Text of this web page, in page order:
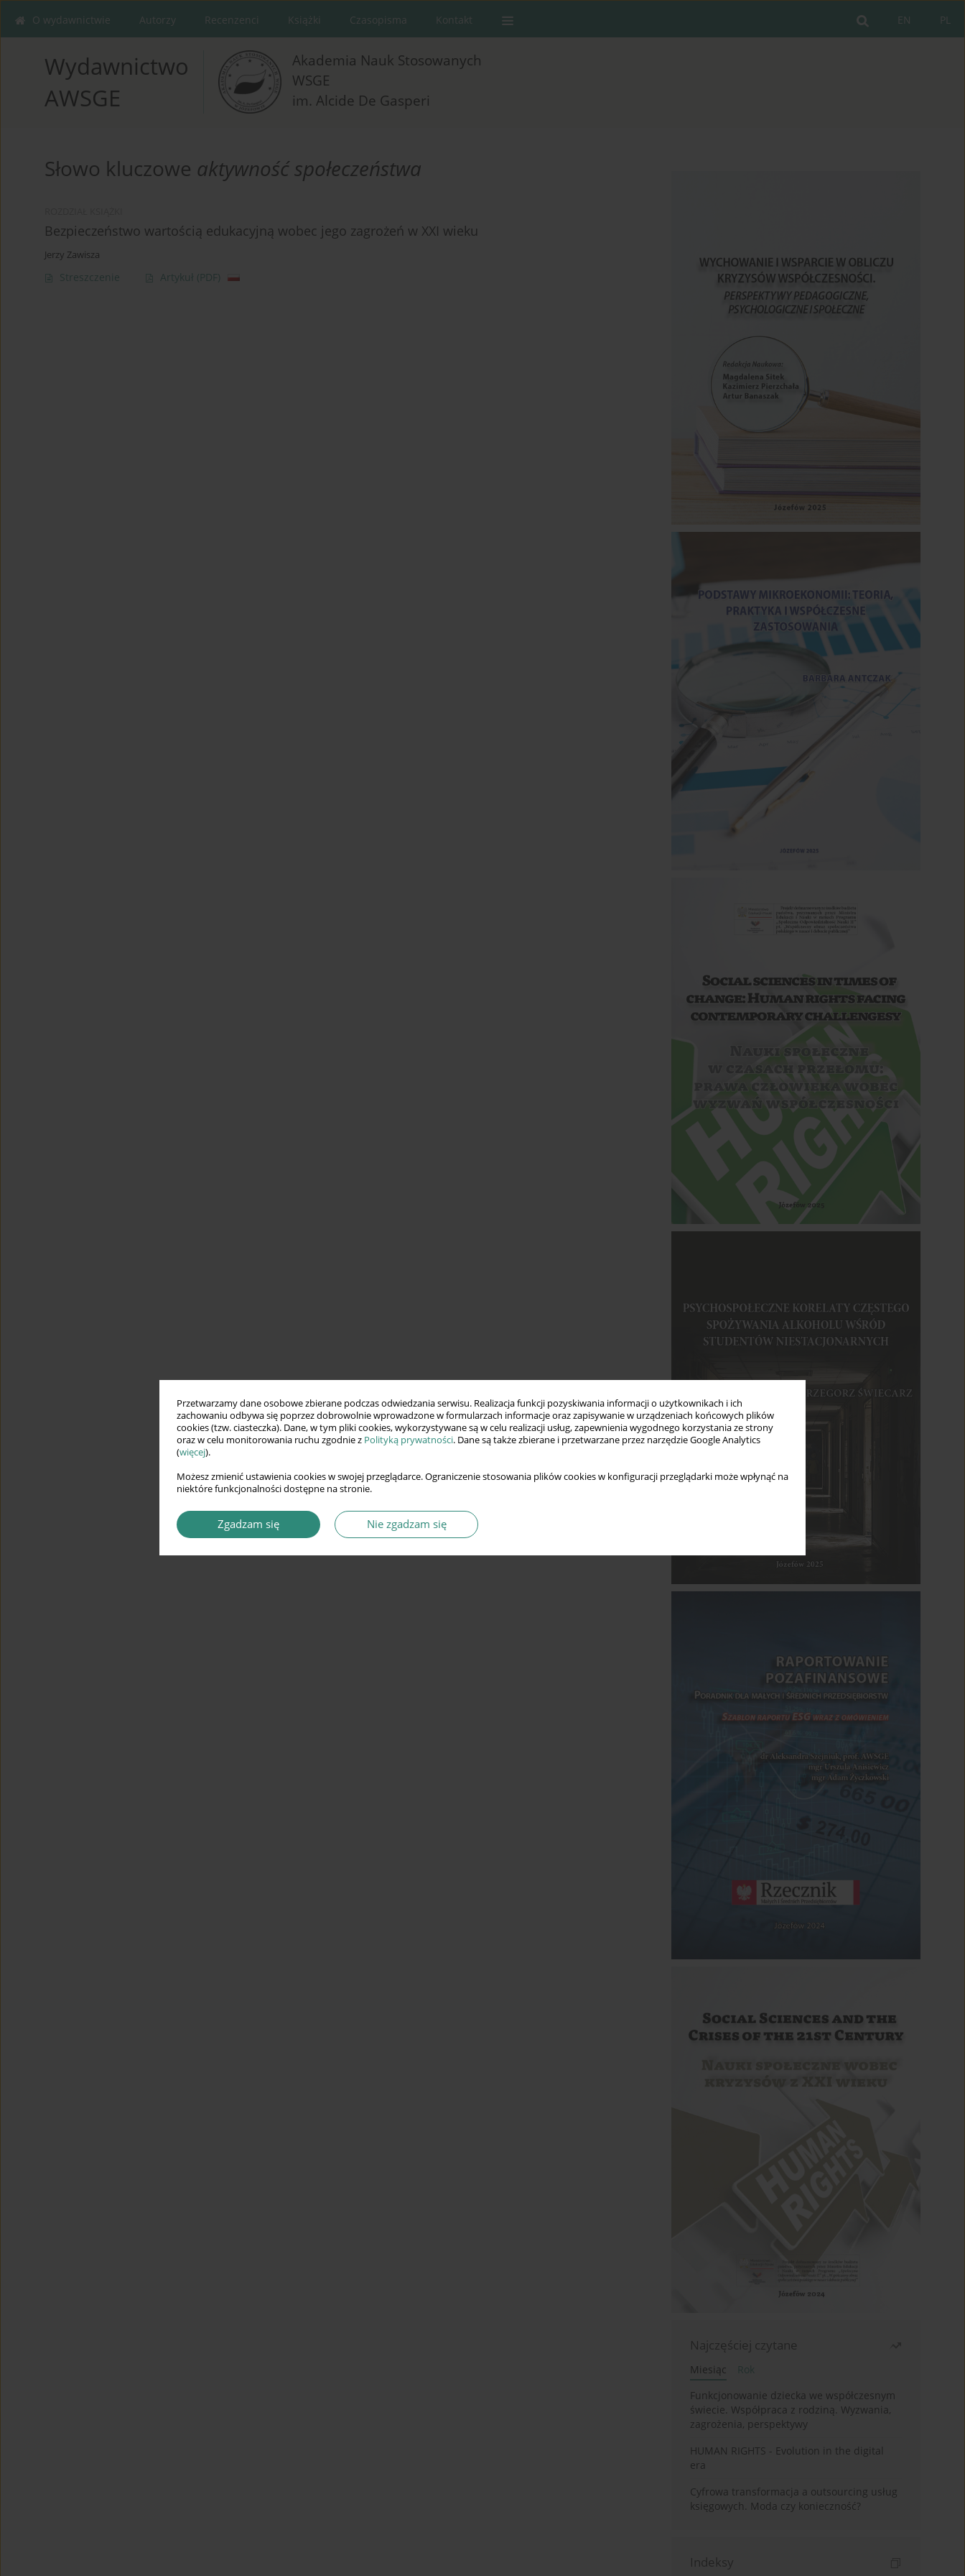
Przetwarzamy dane osobowe zbierane podczas odwiedzania serwisu. Realizacja funkcji pozyskiwania informacji o użytkownikach i ich
zachowaniu odbywa się poprzez dobrowolnie wprowadzone w formularzach informacje oraz zapisywanie w urządzeniach końcowych plików
cookies (tzw. ciasteczka). Dane, w tym pliki cookies, wykorzystywane są w celu realizacji usług, zapewnienia wygodnego korzystania ze strony
oraz w celu monitorowania ruchu zgodnie z Polityką prywatności. Dane są także zbierane i przetwarzane przez narzędzie Google Analytics
(więcej).
Możesz zmienić ustawienia cookies w swojej przeglądarce. Ograniczenie stosowania plików cookies w konfiguracji przeglądarki może wpłynąć na
niektóre funkcjonalności dostępne na stronie.
Zgadzam się Nie zgadzam się
PL
EN
O wydawnictwie Autorzy Recenzenci Książki Czasopisma Kontakt
Wydawnictwo
AWSGE
Akademia Nauk Stosowanych
WSGE
im. Alcide De Gasperi
Słowo kluczowe aktywność społeczeństwa
Bezpieczeństwo wartością edukacyjną wobec jego zagrożeń w XXI wieku
Jerzy Zawisza
Streszczenie Artykuł (PDF)
Najczęściej czytane
Miesiąc
Rok
Funkcjonowanie dziecka we współczesnym
świecie. Współpraca z rodziną. Wyzwania,
zagrożenia, perspektywy
HUMAN RIGHTS - Evolution in the digital
era
Cyfrowa transformacja a outsourcing usług
księgowych. Moda czy konieczność?
Indeksy